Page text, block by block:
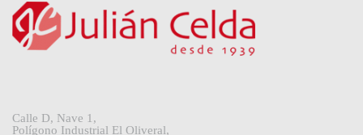
Calle D, Nave 1,
Polígono Industrial El Oliveral,